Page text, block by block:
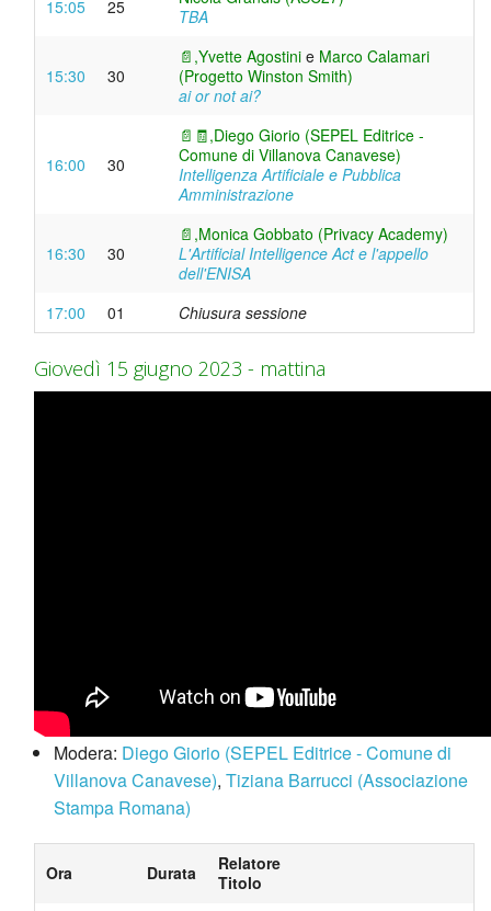
15:05 25
TBA
15:30 30
📄,Yvette Agostini e Marco Calamari
(Progetto Winston Smith)
ai or not ai?
16:00 30
📄 🧾,Diego Giorio (SEPEL Editrice -
Comune di Villanova Canavese)
Intelligenza Artificiale e Pubblica
Amministrazione
16:30 30
📄,Monica Gobbato (Privacy Academy)
L'Artificial Intelligence Act e l'appello
dell'ENISA
17:00
01 Chiusura sessione
Giovedì 15 giugno 2023 - mattina
Modera: Diego Giorio (SEPEL Editrice - Comune di
Villanova Canavese), Tiziana Barrucci (Associazione
Stampa Romana)
Ora Durata
Relatore
Titolo